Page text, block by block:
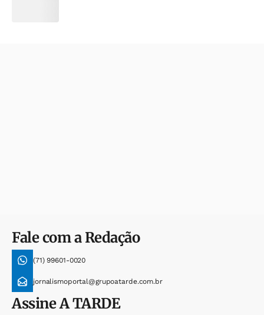
Fale com a Redação
(71) 99601-0020
jornalismoportal@grupoatarde.com.br
AssineA TARDE